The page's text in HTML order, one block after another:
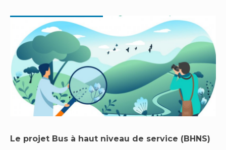
Le projet Bus à haut niveau de service (BHNS)